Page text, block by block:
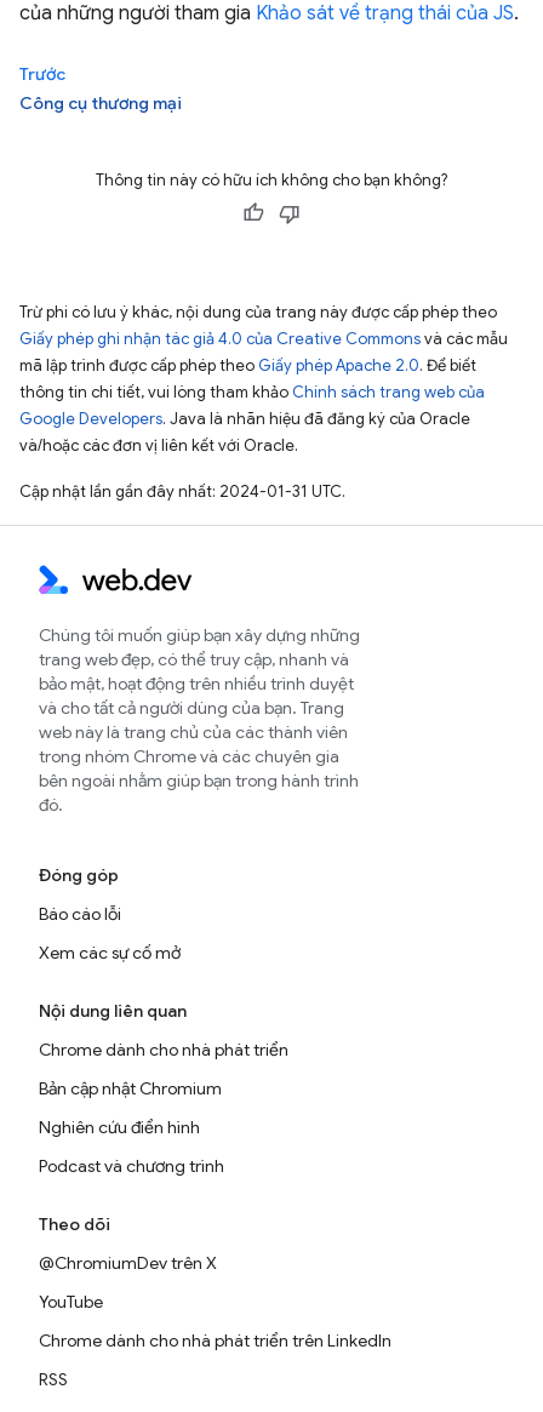
của những người tham gia Khảo sát về trạng thái của JS.
Trước
Công cụ thương mại
Thông tin này có hữu ích không cho bạn không?
Trừ phi có lưu ý khác, nội dung của trang này được cấp phép theo
Giấy phép ghi nhận tác giả 4.0 của Creative Commonsvà các mẫu
mã lập trình được cấp phép theo Giấy phép Apache 2.0. Để biết
thông tin chi tiết, vui lòng tham khảo Chính sách trang web của
Google Developers. Java là nhãn hiệu đã đăng ký của Oracle
và/hoặc các đơn vị liên kết với Oracle.
Cập nhật lần gần đây nhất: 2024-01-31 UTC.
Chúng tôi muốn giúp bạn xây dựng những
trang web đẹp, có thể truy cập, nhanh và
bảo mật, hoạt động trên nhiều trình duyệt
và cho tất cả người dùng của bạn. Trang
web này là trang chủ của các thành viên
trong nhóm Chrome và các chuyên gia
bên ngoài nhằm giúp bạn trong hành trình
đó.
Đóng góp
Báo cáo lỗi
Xem các sự cố mở
Nội dung liên quan
Chrome dành cho nhà phát triển
Bản cập nhật Chromium
Nghiên cứu điển hình
Podcast và chương trình
Theo dõi
@ChromiumDev trên X
YouTube
Chrome dành cho nhà phát triển trên LinkedIn
RSS